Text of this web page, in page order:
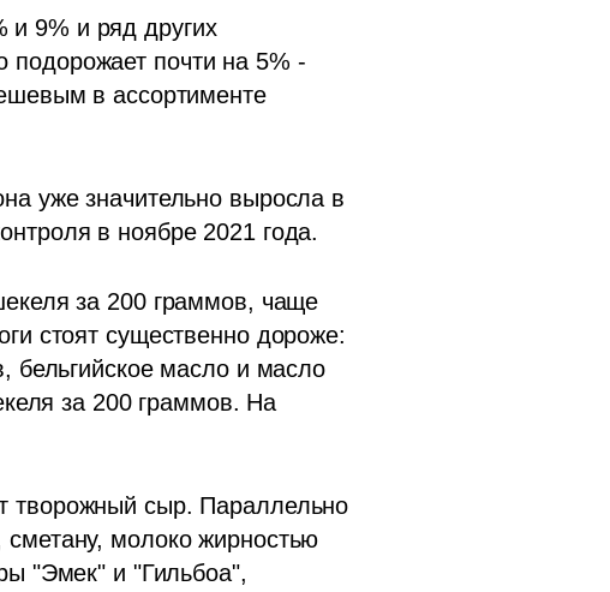
и 9% и ряд других
подорожает почти на 5% -
в ассортименте
уже значительно выросла в
в ноябре 2021 года.
за 200 граммов, чаще
стоят существенно дороже:
бельгийское масло и масло
за 200 граммов. На
творожный сыр. Параллельно
молоко жирностью
"Эмек" и "Гильбоа",